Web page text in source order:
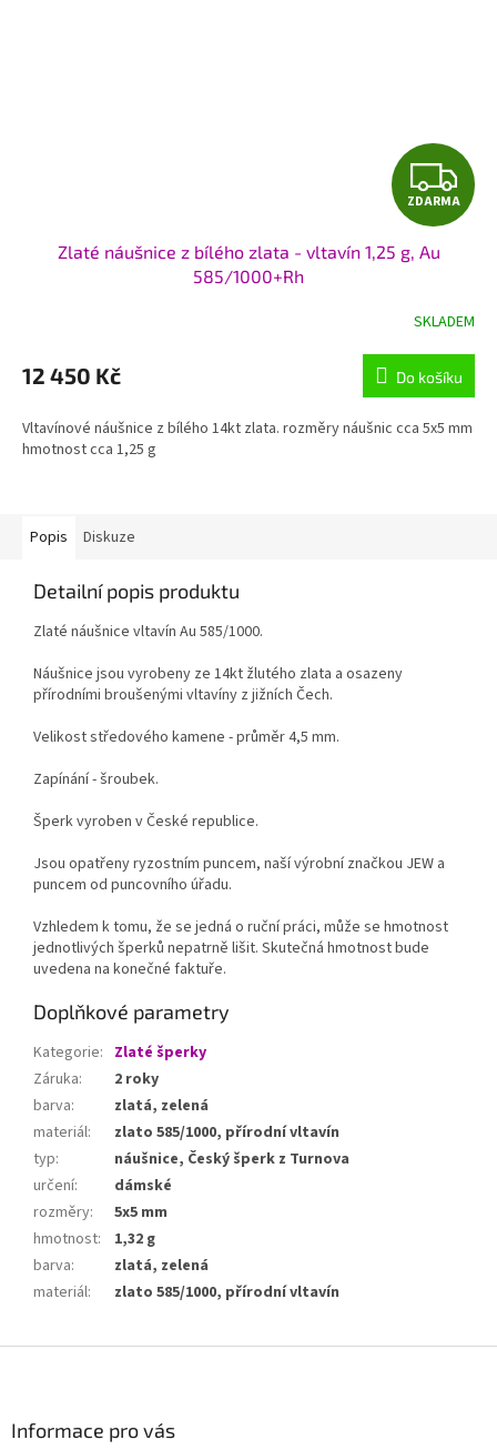
Z
D
R
M
A
ZDARMA
Zlaté náušnice z bílého zlata - vltavín 1,25 g, Au
585/1000+Rh
SKLADEM
12 450 Kč Do košíku
Vltavínové náušnice z bílého 14kt zlata. rozměry náušnic cca 5x5 mm
hmotnost cca 1,25 g
Popis Diskuze
Detailní popis produktu
Zlaté náušnice vltavín Au 585/1000.
Náušnice jsou vyrobeny ze 14kt žlutého zlata a osazeny
přírodními broušenými vltavíny z jižních Čech.
Velikost středového kamene - průměr 4,5 mm.
Zapínání - šroubek.
Šperk vyroben v České republice.
Jsou opatřeny ryzostním puncem, naší výrobní značkou JEW a
puncem od puncovního úřadu.
Vzhledem k tomu, že se jedná o ruční práci, může se hmotnost
jednotlivých šperků nepatrně lišit. Skutečná hmotnost bude
uvedena na konečné faktuře.
Doplňkové parametry
Kategorie: Zlaté šperky
Záruka:
2 roky
barva:
zlatá, zelená
materiál:
zlato 585/1000, přírodní vltavín
typ:
náušnice, Český šperk z Turnova
určení:
dámské
rozměry:
5x5 mm
hmotnost:
1,32 g
barva:
zlatá, zelená
materiál: zlato 585/1000, přírodní vltavín
Informace pro vás